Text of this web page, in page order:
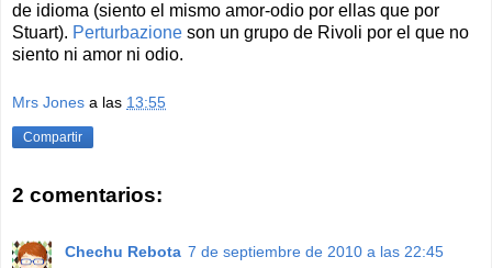
de idioma (siento el mismo amor-odio por ellas que por
Stuart). Perturbazione son un grupo de Rivoli por el que no
siento ni amor ni odio.
Mrs Jones a las 13:55
Compartir
2 comentarios:
Chechu Rebota 7 de septiembre de 2010 a las 22:45